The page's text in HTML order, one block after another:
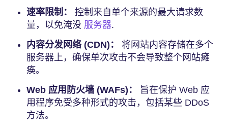
速率限制： 控制来自单个来源的最大请求数
量，以免淹没 服务器.
内容分发网络 (CDN)：
将网站内容存储在多个
服务器上，确保单次攻击不会导致整个网站瘫
痪。
Web 应用防火墙 (WAFs)：
旨在保护 Web 应
用程序免受多种形式的攻击，包括某些 DDoS
方法。